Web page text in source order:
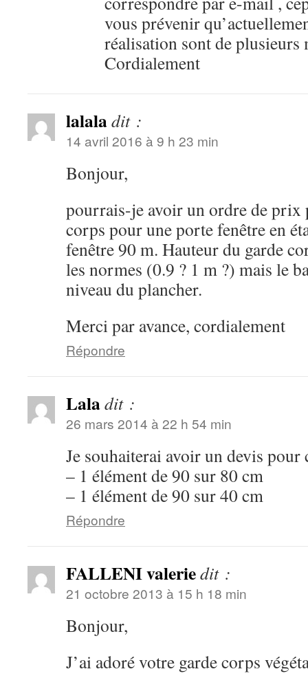
vous prévenir
réalisation sont de plusieurs
Cordialement
lalaladit :
14 avril 2016 à 9 h 23 min
Bonjour,
pourrais-je avoir un ordre de prix
corps pour une porte fenêtre en
fenêtre 90 m. Hauteur du garde
les normes (0.9 ? 1 m ?) mais le
niveau du plancher.
Merci par avance, cordialement
Répondre
Laladit :
26 mars 2014 à 22 h 54 min
Je souhaiterai avoir un devis pour
– 1 élément de 90 sur 80 cm
– 1 élément de 90 sur 40 cm
Répondre
FALLENI valeriedit :
21 octobre 2013 à 15 h 18 min
Bonjour,
J’ai adoré votre garde corps